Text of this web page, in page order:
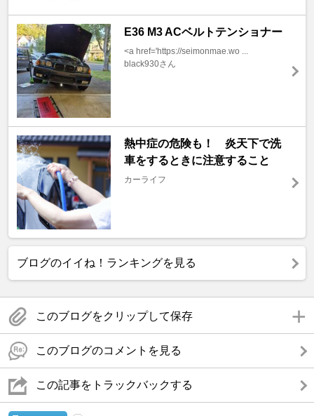
E36 M3 ACベルトテンショナー
<a href='https://seimonmae.wo ...
black930さん
熱中症の危険も！ 炎天下で洗
車をするときに注意すること
カーライフ
ブログのイイね！ランキングを見る
このブログをクリップして保存
このブログのコメントを見る
この記事をトラックバックする